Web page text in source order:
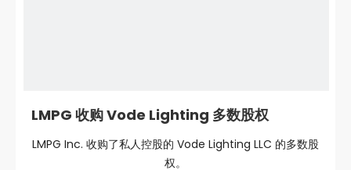
LMPG 收购 Vode Lighting 多数股权
LMPG Inc. 收购了私人控股的 Vode Lighting LLC 的多数股
权。